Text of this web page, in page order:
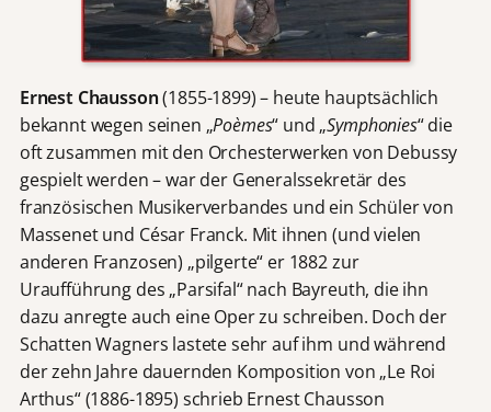
Ernest Chausson(1855-1899) – heute hauptsächlich
bekannt wegen seinen „Poèmes“ und „Symphonies“ die
oft zusammen mit den Orchesterwerken von Debussy
gespielt werden – war der Generalssekretär des
französischen Musikerverbandes und ein Schüler von
Massenet und César Franck. Mit ihnen (und vielen
anderen Franzosen) „pilgerte“ er 1882 zur
Uraufführung des „Parsifal“ nach Bayreuth, die ihn
dazu anregte auch eine Oper zu schreiben. Doch der
Schatten Wagners lastete sehr auf ihm und während
der zehn Jahre dauernden Komposition von „Le Roi
Arthus“ (1886-1895) schrieb Ernest Chausson